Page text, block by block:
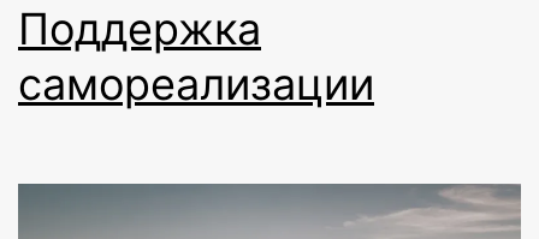
Поддержка
самореализации